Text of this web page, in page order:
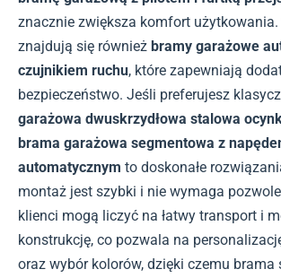
znacznie zwiększa komfort użytkowania.
znajdują się również bramy garażowe
czujnikiem ruchu, które zapewniają
bezpieczeństwo. Jeśli preferujesz
garażowa dwuskrzydłowa stalowa
brama garażowa segmentowa z
automatycznym to doskonałe
montaż jest szybki i nie wymaga
klienci mogą liczyć na łatwy transport i
konstrukcję, co pozwala na
oraz wybór kolorów, dzięki czemu brama